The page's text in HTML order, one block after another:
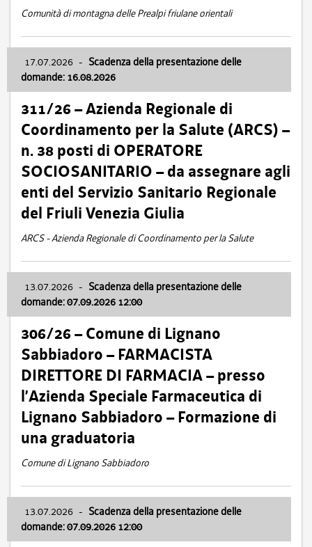
Comunità di montagna delle Prealpi friulane orientali
17.07.2026 - Scadenza della presentazione delle
domande: 16.08.2026
311/26 – Azienda Regionale di
Coordinamento per la Salute (ARCS) –
n. 38 posti di OPERATORE
SOCIOSANITARIO – da assegnare agli
enti del Servizio Sanitario Regionale
del Friuli Venezia Giulia
ARCS - Azienda Regionale di Coordinamento per la Salute
13.07.2026 - Scadenza della presentazione delle
domande: 07.09.2026 12:00
306/26 – Comune di Lignano
Sabbiadoro – FARMACISTA
DIRETTORE DI FARMACIA – presso
l’Azienda Speciale Farmaceutica di
Lignano Sabbiadoro – Formazione di
una graduatoria
Comune di Lignano Sabbiadoro
13.07.2026 - Scadenza della presentazione delle
domande: 07.09.2026 12:00